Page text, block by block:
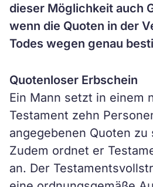
dieser Möglichkeit auch
wenn die Quoten in der
Todes wegen genau
Quotenloser Erbschein
Ein Mann setzt in einem
Testament zehn
angegebenen Quoten zu
Zudem ordnet er
an. Der